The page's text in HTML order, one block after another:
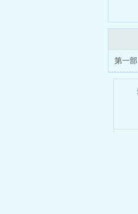
第一